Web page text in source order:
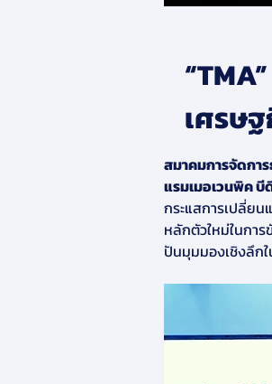
เศรษ
สมาคมการจัดกา
แรมเมอเวนพิค บี
กระแสการเปลี่ย
หลักตัวใหม่ในกา
ปันมุมมองเชิงลึก